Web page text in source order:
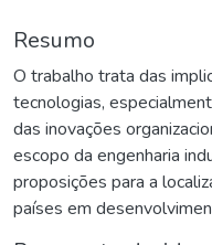
Resumo
O trabalho trata das
tecnologias,
das inovações
escopo da engenharia
proposições para a
países em